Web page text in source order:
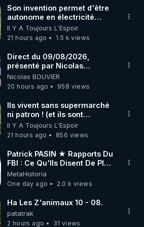
l’application de méditation et
:
https://www.envol.app/code
où je résidais alors, je
diffusais un tract que j’avais
moi-même rédigé, intitulé:
"La vérité, enfin." L’adresse
postale de mon association y
public puisse se renseigner
davantage. Résultat: une
demande et deux lettres
d’injures pour plusieurs
En 1990, la loi Gayssot fut
promulguée. Le professeur
Faurisson me dit: "Le texte
sanctionne la contestation
de crimes contre l’humanité
‘qui ont été commis’. C’est
une aubaine pour nous, car
pour nous condamner, les
juges devront prouver que
les crimes contestés ont
conséquence, le débat
historique qu’on nous refuse
dans les médias se
Son invention permet d'être
autonome en électricité
avec un simple ruisseau
Il Y A Toujours L'Espoir
21 hours ago
1.5 k views
Direct du 09/08/2026,
présenté par Nicolas
BOUVIER
Nicolas BOUVIER
20 hours ago
958 views
Ils vivent sans supermarché
ni patron ! (et ils sont
heureux)
Il Y A Toujours L'Espoir
21 hours ago
856 views
Patrick PASIN ★ Rapports Du
FBI : Ce Qu'Ils Disent De Plus
Grave Sur Hitler
MetaHistoria
One day ago
2.0 k views
Ha Les Z'animaux 10 - 08.
patatrak
2 hours ago
31 views